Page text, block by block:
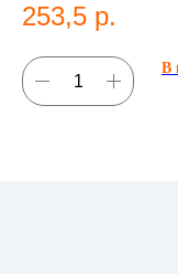
253,5 р.
В